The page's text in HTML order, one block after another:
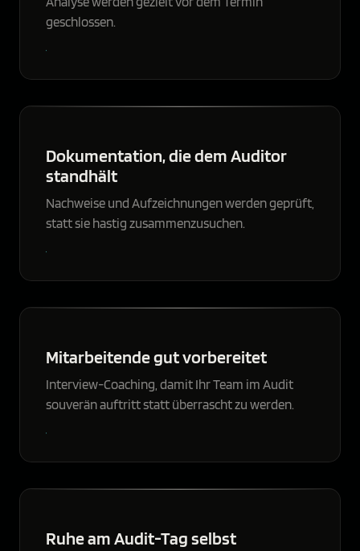
geschlossen.
Dokumentation, die dem Auditor
standhält
Nachweise und Aufzeichnungen werden geprüft,
statt sie hastig zusammenzusuchen.
Mitarbeitende gut vorbereitet
Interview-Coaching, damit Ihr Team im Audit
souverän auftritt statt überrascht zu werden.
Ruhe am Audit-Tag selbst